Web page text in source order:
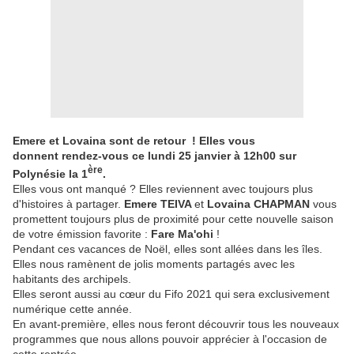
Emere et Lovaina sont de retour ! Elles vous
donnent rendez-vous ce lundi 25 janvier à 12h00 sur
Polynésie la 1ère.
Elles vous ont manqué ? Elles reviennent avec toujours plus
d'histoires à partager. Emere TEIVAet Lovaina CHAPMAN vous
promettent toujours plus de proximité pour cette nouvelle saison
de votre émission favorite : Fare Ma'ohi !
Pendant ces vacances de Noël, elles sont allées dans les îles.
Elles nous ramènent de jolis moments partagés avec les
habitants des archipels.
Elles seront aussi au cœur du Fifo 2021 qui sera exclusivement
numérique cette année.
En avant-première, elles nous feront découvrir tous les nouveaux
programmes que nous allons pouvoir apprécier à l'occasion de